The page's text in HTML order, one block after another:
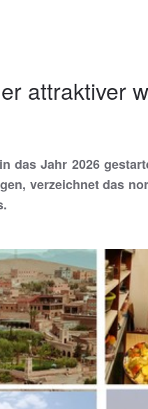
attraktiver
Jahr 2026
verzeichnet das